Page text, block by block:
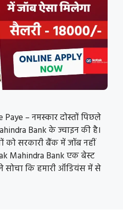
– नमस्कार दोस्तों पिछले
Bank के ज्वाइन की है।
को सरकारी बैंक में जॉब नहीं
Mahindra Bank एक बेस्ट
कि हमारी ऑडियंस में से